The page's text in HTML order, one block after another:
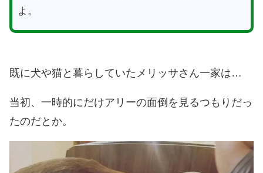
よ。
既に犬や猫と暮らしていたメリッサさん一家は…
当初、一時的にだけアリーの面倒を見るつもりだっ
たのだとか。